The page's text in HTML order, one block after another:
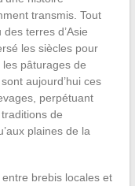
transmis. Tout
des terres d’Asie
les siècles pour
les pâturages de
aujourd’hui ces
perpétuant
de
plaines de la
entre brebis locales et